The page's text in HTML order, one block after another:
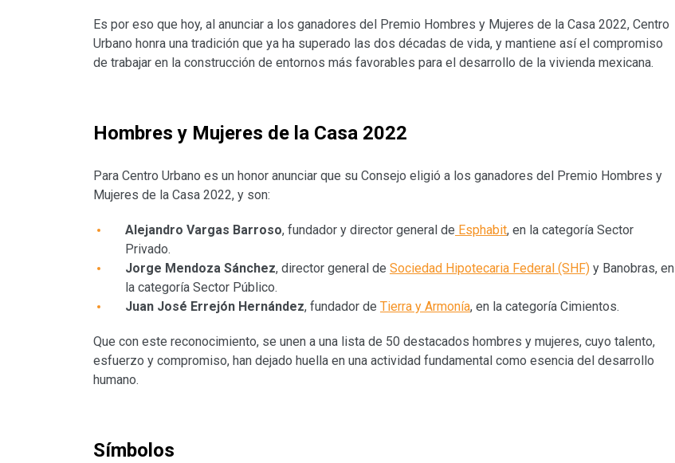
Es por eso que hoy, al anunciar a los ganadores del Premio Hombres y Mujeres de la Casa 2022, Centro
Urbano honra una tradición que ya ha superado las dos décadas de vida, y mantiene así el compromiso
de trabajar en la construcción de entornos más favorables para el desarrollo de la vivienda mexicana.
Hombres y Mujeres de la Casa 2022
Para Centro Urbano es un honor anunciar que su Consejo eligió a los ganadores del Premio Hombres y
Mujeres de la Casa 2022, y son:
Alejandro Vargas Barroso, fundador y director general de Esphabit, en la categoría Sector
Privado.
Jorge Mendoza Sánchez, director general de Sociedad Hipotecaria Federal (SHF) y Banobras, en
la categoría Sector Público.
Juan José Errejón Hernández, fundador de Tierra y Armonía, en la categoría Cimientos.
Que con este reconocimiento, se unen a una lista de 50 destacados hombres y mujeres, cuyo talento,
esfuerzo y compromiso, han dejado huella en una actividad fundamental como esencia del desarrollo
humano.
Símbolos